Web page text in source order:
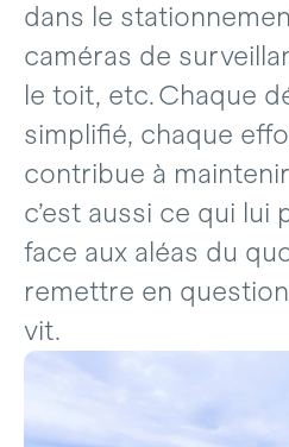
dans le
caméras de
le toit, etc. Chaque
simplifié, chaque
contribue à
c’est aussi ce qui lui
face aux aléas du
remettre en
vit.